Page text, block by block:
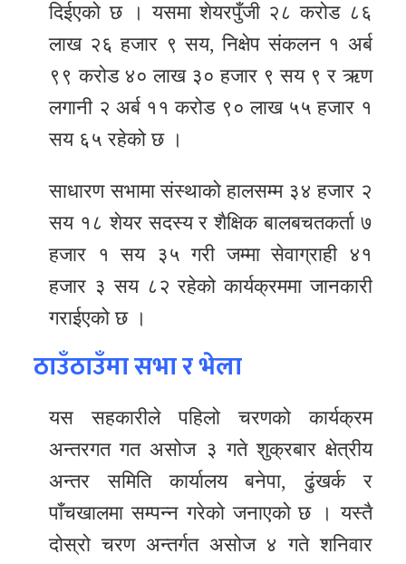
दिईएको छ । यसमा शेयरपुँजी २८ करोड ८६
लाख २६ हजार ९ सय, निक्षेप संकलन १ अर्ब
९९ करोड ४० लाख ३० हजार ९ सय ९ र ऋण
लगानी २ अर्ब ११ करोड ९० लाख ५५ हजार १
सय ६५ रहेको छ ।
साधारण सभामा संस्थाको हालसम्म ३४ हजार २
सय १८ शेयर सदस्य र शैक्षिक बालबचतकर्ता ७
हजार १ सय ३५ गरी जम्मा सेवाग्राही ४१
हजार ३ सय ८२ रहेको कार्यक्रममा जानकारी
गराईएको छ ।
ठाउँठाउँमा सभा र भेला
यस सहकारीले पहिलो चरणको कार्यक्रम
अन्तरगत गत असोज ३ गते शुक्रबार क्षेत्रीय
अन्तर समिति कार्यालय बनेपा, ढुंखर्क र
पाँचखालमा सम्पन्न गरेको जनाएको छ । यस्तै
दोस्रो चरण अन्तर्गत असोज ४ गते शनिवार